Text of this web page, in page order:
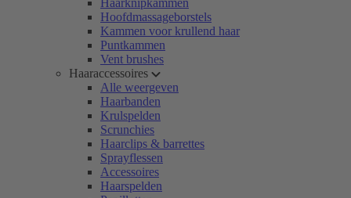
Haarknipkammen
Hoofdmassageborstels
Kammen voor krullend haar
Puntkammen
Vent brushes
Haaraccessoires
Alle weergeven
Haarbanden
Krulspelden
Scrunchies
Haarclips & barrettes
Sprayflessen
Accessoires
Haarspelden